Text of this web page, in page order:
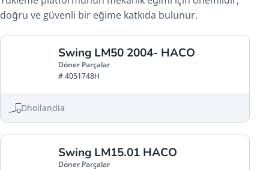
doğru ve güvenli bir eğime katkıda bulunur.
Swing LM50 2004- HACO
Döner Parçalar
# 4051748H
Dhollandia
Swing LM15.01 HACO
Döner Parçalar